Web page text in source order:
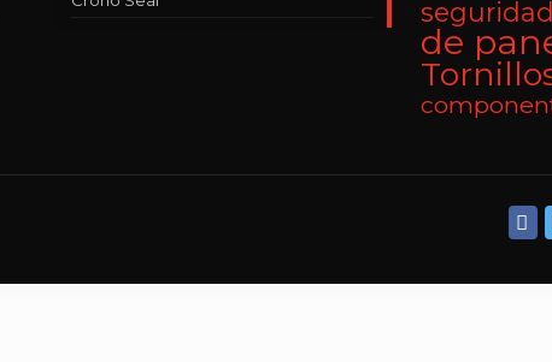
seguridad
de